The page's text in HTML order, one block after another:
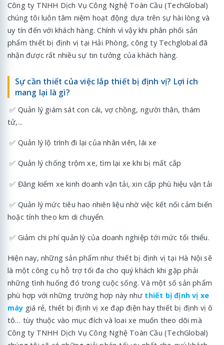
Công ty TNHH Dịch Vụ Công Nghệ Toàn Cầu (TechGlobal)
chúng tôi luôn tâm niệm hoạt động dựa trên sự hài lòng và
uy tín đến với khách hàng. Chính vì vậy khi phân phối sản
phẩm thiết bị định vị tại Hải Phòng, công ty Techglobal đã
nhận được rất nhiều sự tin tưởng của khách hàng.
Sự cần thiết của việc lắp thiết bị định vị? Lợi ích
mang lại là gì?
✅ Quản lý giám sát con cái, vợ chồng, người thân, thám
tử,...
✅ Quản lý lộ trình đi lại của nhân viên, lái xe
✅ Quản lý chống trộm xe, tìm lại xe khi bị mất cắp
✅ Đăng kiểm xe kinh doanh vận tải, xin cấp phù hiệu vận tải
✅ Quản lý mức tiêu hao nhiên liệu nhờ việc kết nối cảm biến
hoặc tính theo km di chuyển.
✅ Giảm chi phí quản lý của doanh nghiệp tới mức tối thiểu.
Hiện nay, những sản phẩm như thiết bị định vị tại Hà Nội sẽ
là một công cụ hỗ trợ tối đa cho quý khách khi gặp phải
những tình huống đó trong cuộc sống. Và một số sản phẩm
phù hợp với những trường hợp này như thiết bị định vị xe
máy giá rẻ, thiết bị định vị xe đạp điện hay thiết bị định vị ô
tô… tùy thuộc vào mục đích và loai xe muốn theo dõi mà
Công ty TNHH Dịch Vụ Công Nghệ Toàn Cầu (TechGlobal)